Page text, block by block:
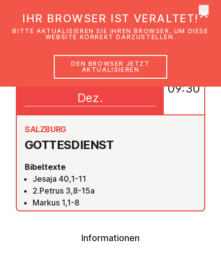
GOT­TES­DIENST
SALZBURG
Bibeltexte
Jesaja 40,1-11
2.Petrus 3,8-15a
Markus 1,1-8
06
Dez.
09:30
Informationen
IHR BROWSER IST VERALTET!
BITTE AKTUALISIEREN SIE IHREN BROWSER, UM DIESE
WEBSITE KORREKT DARZUSTELLEN.
DEN BROWSER JETZT
AKTUALISIEREN
×